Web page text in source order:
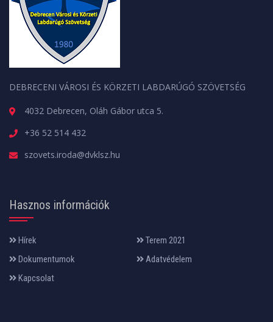
DEBRECENI VÁROSI ÉS KÖRZETI LABDARÚGÓ SZÖVETSÉG
4032 Debrecen, Oláh Gábor utca 5.
+36 52 514 432
szovets.iroda@dvklsz.hu
Hasznos információk
Hírek
Terem 2021
Dokumentumok
Adatvédelem
Kapcsolat